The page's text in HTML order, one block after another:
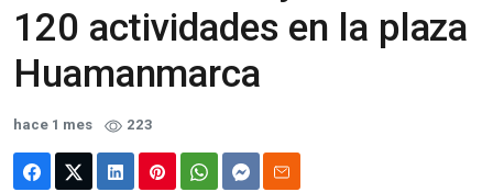
120 actividades en la plaza
Huamanmarca
hace 1 mes 223